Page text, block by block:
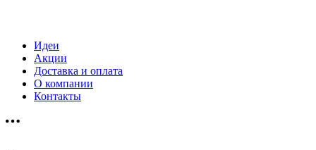
Идеи
Акции
Доставка и оплата
О компании
Контакты